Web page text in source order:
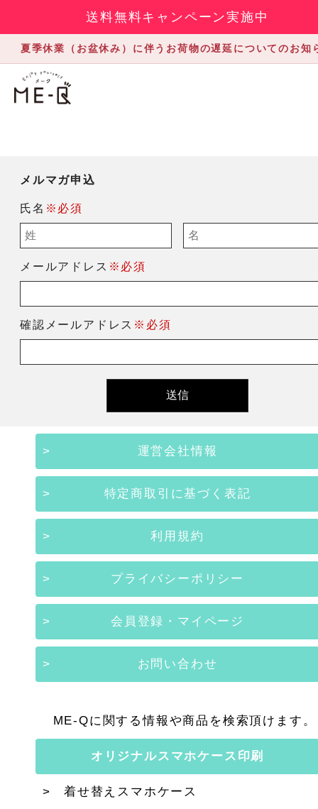
送料無料キャンペーン実施中
夏季休業（お盆休み）に伴うお荷物の遅延についてのお知
メルマガ申込
氏名 ※必須
メールアドレス ※必須
確認メールアドレス ※必須
運営会社情報
特定商取引に基づく表記
利用規約
プライバシーポリシー
会員登録・マイページ
お問い合わせ
ME-Qに関する情報や商品を検索頂けます。
オリジナルスマホケース印刷
着せ替えスマホケース